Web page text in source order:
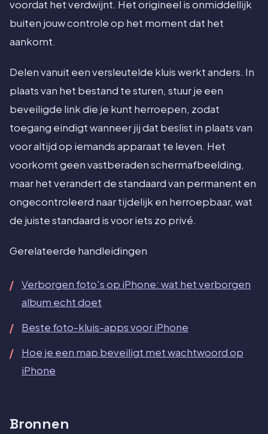
voordat het verdwijnt. Het origineel is onmiddellijk
buiten jouw controle op het moment dat het
aankomt.
Delen vanuit een versleutelde kluis werkt anders. In
plaats van het bestand te sturen, stuur je een
beveiligde link die je kunt herroepen, zodat
toegang eindigt wanneer jij dat beslist in plaats van
voor altijd op iemands apparaat te leven. Het
voorkomt geen vastberaden schermafbeelding,
maar het verandert de standaard van permanent en
ongecontroleerd naar tijdelijk en herroepbaar, wat
de juiste standaard is voor iets zo privé.
Gerelateerde handleidingen
Verborgen foto's op iPhone: wat het verborgen
album echt doet
Beste foto-kluis-apps voor iPhone
Hoe je een map beveiligt met wachtwoord op
iPhone
Bronnen